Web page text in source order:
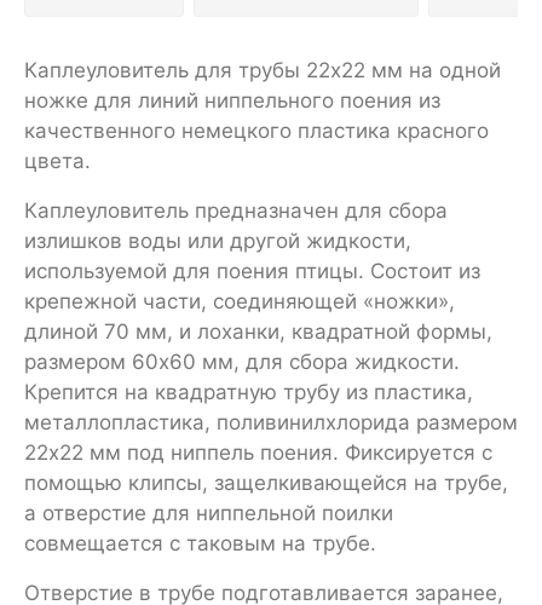
Каплеуловитель для трубы 22х22 мм на одной
ножке для линий ниппельного поения из
качественного немецкого пластика красного
цвета.
Каплеуловитель предназначен для сбора
излишков воды или другой жидкости,
используемой для поения птицы. Состоит из
крепежной части, соединяющей «ножки»,
длиной 70 мм, и лоханки, квадратной формы,
размером 60х60 мм, для сбора жидкости.
Крепится на квадратную трубу из пластика,
металлопластика, поливинилхлорида размером
22х22 мм под ниппель поения. Фиксируется с
помощью клипсы, защелкивающейся на трубе,
а отверстие для ниппельной поилки
совмещается с таковым на трубе.
Отверстие в трубе подготавливается заранее,